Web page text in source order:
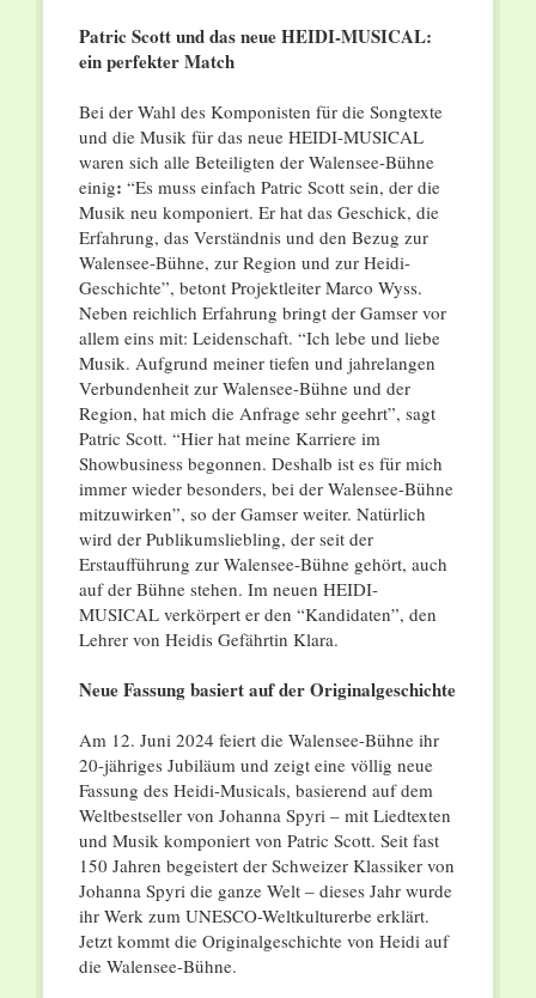
Patric Scott und das neue HEIDI-MUSICAL:
ein perfekter Match
Bei der Wahl des Komponisten für die Songtexte
und die Musik für das neue HEIDI-MUSICAL
waren sich alle Beteiligten der Walensee-Bühne
einig: “Es muss einfach Patric Scott sein, der die
Musik neu komponiert. Er hat das Geschick, die
Erfahrung, das Verständnis und den Bezug zur
Walensee-Bühne, zur Region und zur Heidi-
Geschichte”, betont Projektleiter Marco Wyss.
Neben reichlich Erfahrung bringt der Gamser vor
allem eins mit: Leidenschaft. “Ich lebe und liebe
Musik. Aufgrund meiner tiefen und jahrelangen
Verbundenheit zur Walensee-Bühne und der
Region, hat mich die Anfrage sehr geehrt”, sagt
Patric Scott. “Hier hat meine Karriere im
Showbusiness begonnen. Deshalb ist es für mich
immer wieder besonders, bei der Walensee-Bühne
mitzuwirken”, so der Gamser weiter. Natürlich
wird der Publikumsliebling, der seit der
Erstaufführung zur Walensee-Bühne gehört, auch
auf der Bühne stehen. Im neuen HEIDI-
MUSICAL verkörpert er den “Kandidaten”, den
Lehrer von Heidis Gefährtin Klara.
Neue Fassung basiert auf der Originalgeschichte
Am 12. Juni 2024 feiert die Walensee-Bühne ihr
20-jähriges Jubiläum und zeigt eine völlig neue
Fassung des Heidi-Musicals, basierend auf dem
Weltbestseller von Johanna Spyri – mit Liedtexten
und Musik komponiert von Patric Scott. Seit fast
150 Jahren begeistert der Schweizer Klassiker von
Johanna Spyri die ganze Welt – dieses Jahr wurde
ihr Werk zum UNESCO-Weltkulturerbe erklärt.
Jetzt kommt die Originalgeschichte von Heidi auf
die Walensee-Bühne.